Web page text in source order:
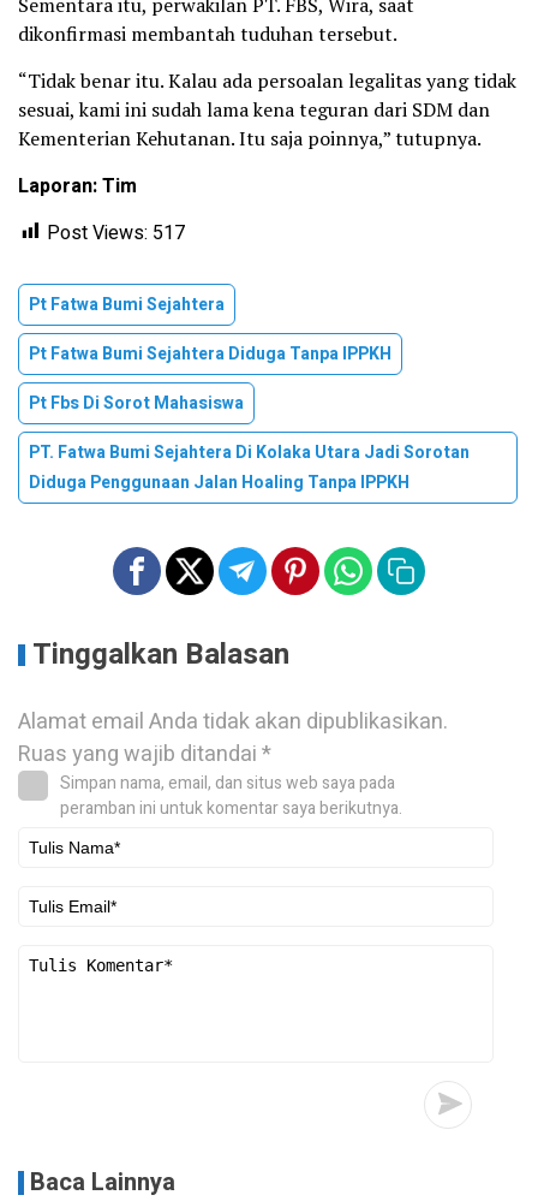
dikonfirmasi membantah tuduhan tersebut.
“Tidak benar itu. Kalau ada persoalan legalitas yang tidak
sesuai, kami ini sudah lama kena teguran dari SDM dan
Kementerian Kehutanan. Itu saja poinnya,” tutupnya.
Laporan: Tim
Post Views: 517
Pt Fatwa Bumi Sejahtera
Pt Fatwa Bumi Sejahtera Diduga Tanpa IPPKH
Pt Fbs Di Sorot Mahasiswa
PT. Fatwa Bumi Sejahtera Di Kolaka Utara Jadi Sorotan
Diduga Penggunaan Jalan Hoaling Tanpa IPPKH
Tinggalkan Balasan
Alamat email Anda tidak akan dipublikasikan.
Ruas yang wajib ditandai*
Simpan nama, email, dan situs web saya pada
peramban ini untuk komentar saya berikutnya.
Baca Lainnya